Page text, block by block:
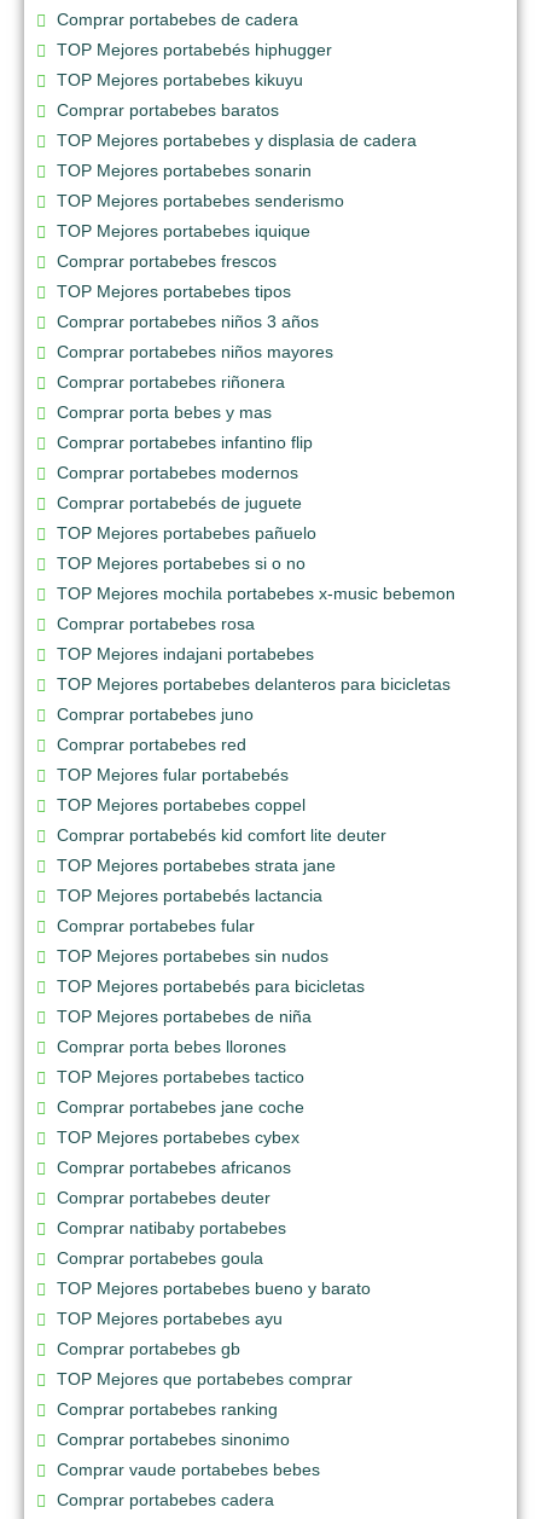
Comprar portabebes de cadera
TOP Mejores portabebés hiphugger
TOP Mejores portabebes kikuyu
Comprar portabebes baratos
TOP Mejores portabebes y displasia de cadera
TOP Mejores portabebes sonarin
TOP Mejores portabebes senderismo
TOP Mejores portabebes iquique
Comprar portabebes frescos
TOP Mejores portabebes tipos
Comprar portabebes niños 3 años
Comprar portabebes niños mayores
Comprar portabebes riñonera
Comprar porta bebes y mas
Comprar portabebes infantino flip
Comprar portabebes modernos
Comprar portabebés de juguete
TOP Mejores portabebes pañuelo
TOP Mejores portabebes si o no
TOP Mejores mochila portabebes x-music bebemon
Comprar portabebes rosa
TOP Mejores indajani portabebes
TOP Mejores portabebes delanteros para bicicletas
Comprar portabebes juno
Comprar portabebes red
TOP Mejores fular portabebés
TOP Mejores portabebes coppel
Comprar portabebés kid comfort lite deuter
TOP Mejores portabebes strata jane
TOP Mejores portabebés lactancia
Comprar portabebes fular
TOP Mejores portabebes sin nudos
TOP Mejores portabebés para bicicletas
TOP Mejores portabebes de niña
Comprar porta bebes llorones
TOP Mejores portabebes tactico
Comprar portabebes jane coche
TOP Mejores portabebes cybex
Comprar portabebes africanos
Comprar portabebes deuter
Comprar natibaby portabebes
Comprar portabebes goula
TOP Mejores portabebes bueno y barato
TOP Mejores portabebes ayu
Comprar portabebes gb
TOP Mejores que portabebes comprar
Comprar portabebes ranking
Comprar portabebes sinonimo
Comprar vaude portabebes bebes
Comprar portabebes cadera